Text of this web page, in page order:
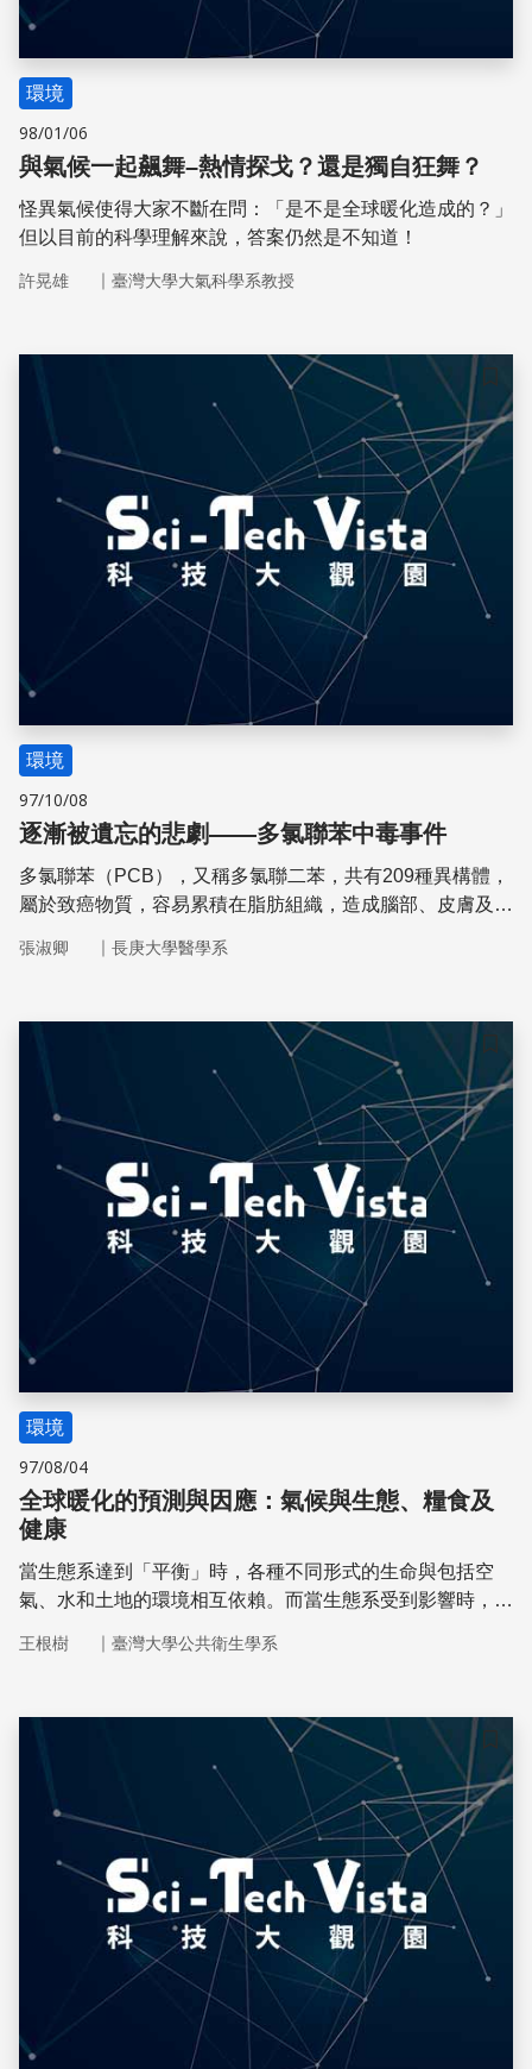
環境
98/01/06
與氣候一起飆舞–熱情探戈？還是獨自狂舞？
怪異氣候使得大家不斷在問：「是不是全球暖化造成的？」
但以目前的科學理解來說，答案仍然是不知道！
許晃雄 ｜ 臺灣大學大氣科學系教授
儲存
環境
97/10/08
逐漸被遺忘的悲劇——多氯聯苯中毒事件
多氯聯苯（PCB），又稱多氯聯二苯，共有209種異構體，
屬於致癌物質，容易累積在脂肪組織，造成腦部、皮膚及內
張淑卿 ｜ 長庚大學醫學系
儲存
環境
97/08/04
全球暖化的預測與因應：氣候與生態、糧食及
健康
當生態系達到「平衡」時，各種不同形式的生命與包括空
氣、水和土地的環境相互依賴。而當生態系受到影響時，生
王根樹 ｜ 臺灣大學公共衛生學系
儲存